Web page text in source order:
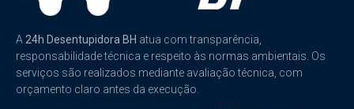
A 24h Desentupidora BH atua com transparência,
responsabilidade técnica e respeito às normas ambientais. Os
serviços são realizados mediante avaliação técnica, com
orçamento claro antes da execução.